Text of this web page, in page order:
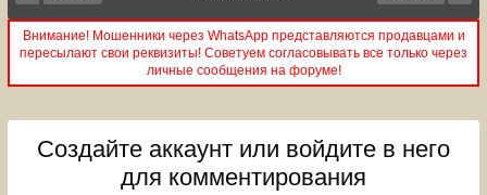
Внимание! Мошенники через WhatsApp представляются продавцами и
пересылают свои реквизиты! Советуем согласовывать все только через
личные сообщения на форуме!
Создайте аккаунт или войдите в него
для комментирования